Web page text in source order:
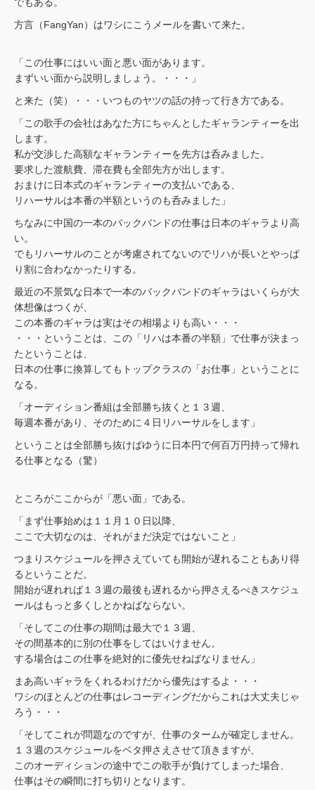
でもある。
方言（FangYan）はワシにこうメールを書いて来た。
「この仕事にはいい面と悪い面があります。
まずいい面から説明しましょう。・・・」
と来た（笑）・・・いつものヤツの話の持って行き方である。
「この歌手の会社はあなた方にちゃんとしたギャランティーを出
します。
私が交渉した高額なギャランティーを先方は呑みました。
要求した渡航費、滞在費も全部先方が出します。
おまけに日本式のギャランティーの支払いである、
リハーサルは本番の半額というのも呑みました」
ちなみに中国の一本のバックバンドの仕事は日本のギャラより高
い。
でもリハーサルのことが考慮されてないのでリハが長いとやっぱ
り割に合わなかったりする。
最近の不景気な日本で一本のバックバンドのギャラはいくらが大
体想像はつくが、
この本番のギャラは実はその相場よりも高い・・・
・・・ということは、この「リハは本番の半額」で仕事が決まっ
たということは、
日本の仕事に換算してもトップクラスの「お仕事」ということに
なる。
「オーディション番組は全部勝ち抜くと１３週、
毎週本番があり、そのために４日リハーサルをします」
ということは全部勝ち抜けばゆうに日本円で何百万円持って帰れ
る仕事となる（驚）
ところがここからが「悪い面」である。
「まず仕事始めは１１月１０日以降、
ここで大切なのは、それがまだ決定ではないこと」
つまりスケジュールを押さえていても開始が遅れることもあり得
るということだ。
開始が遅れれば１３週の最後も遅れるから押さえるべきスケジュ
ールはもっと多くしとかねばならない。
「そしてこの仕事の期間は最大で１３週、
その間基本的に別の仕事をしてはいけません。
する場合はこの仕事を絶対的に優先せねばなりません」
まあ高いギャラをくれるわけだから優先はするよ・・・
ワシのほとんどの仕事はレコーディングだからこれは大丈夫じゃ
ろう・・・
「そしてこれが問題なのですが、仕事のタームが確定しません。
１３週のスケジュールをベタ押さえさせて頂きますが、
このオーディションの途中でこの歌手が負けてしまった場合、
仕事はその瞬間に打ち切りとなります。